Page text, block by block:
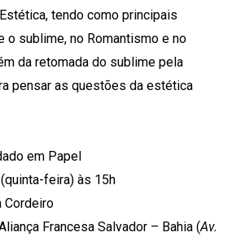
tendo como principais
o sublime, no Romantismo e no
da retomada do sublime pela
pensar as questões da estética
em Papel
feira) às 15h
Francesa Salvador – Bahia (Av.